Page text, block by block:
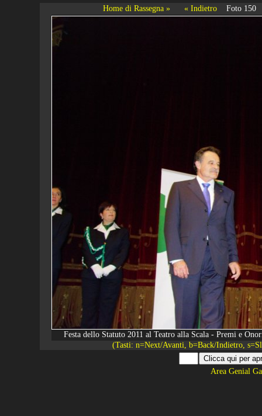
Home di Rassegna » « Indietro Foto 150
Festa dello Statuto 2011 al Teatro alla Scala - Premi e
(Tasti: n=Next/Avanti, b=Back/Indietro,
Area Genial